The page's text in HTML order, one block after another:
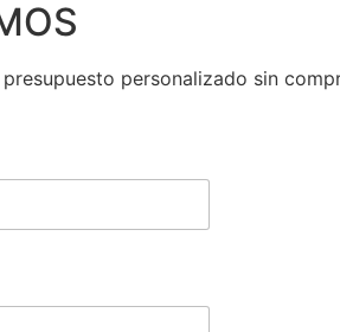
personalizado sin